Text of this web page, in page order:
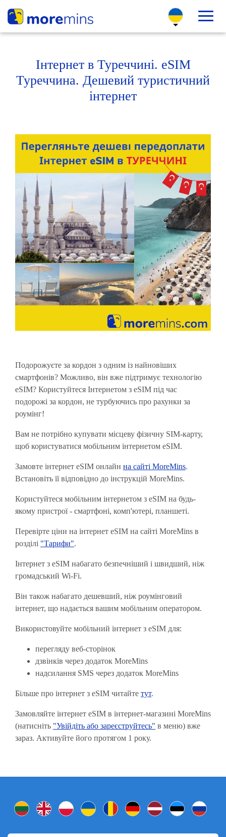
Інтернет в Туреччині. eSIM
Туреччина. Дешевий туристичний
інтернет
Подорожуєте за кордон з одним із найновіших
смартфонів? Можливо, він вже підтримує технологію
eSIM? Користуйтеся Інтернетом з eSIM під час
подорожі за кордон, не турбуючись про рахунки за
роумінг!
Вам не потрібно купувати місцеву фізичну SIM-карту,
щоб користуватися мобільним інтернетом eSIM.
Замовте інтернет eSIM онлайн на сайті MoreMins.
Встановіть її відповідно до інструкцій MoreMins.
Користуйтеся мобільним інтернетом з eSIM на будь-
якому пристрої - смартфоні, комп'ютері, планшеті.
Перевірте ціни на інтернет eSIM на сайті MoreMins в
розділі "Тарифи".
Інтернет з eSIM набагато безпечніший і швидший, ніж
громадський Wi-Fi.
Він також набагато дешевший, ніж роумінговий
інтернет, що надається вашим мобільним оператором.
Використовуйте мобільний інтернет з eSIM для:
перегляду веб-сторінок
дзвінків через додаток MoreMins
надсилання SMS через додаток MoreMins
Більше про інтернет з eSIM читайте тут.
Замовляйте інтернет eSIM в інтернет-магазині MoreMins
(натисніть "Увійдіть або зареєструйтесь" в меню) вже
зараз. Активуйте його протягом 1 року.